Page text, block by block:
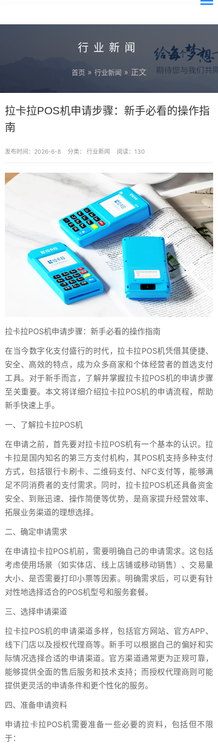
行业新闻
首页 » 行业新闻 » 正文
拉卡拉POS机申请步骤：新手必看的操作指
南
发布时间：2026-6-8 分类： 行业新闻 阅读：130
拉卡拉POS机申请步骤：新手必看的操作指南
在当今数字化支付盛行的时代，拉卡拉POS机凭借其便捷、
安全、高效的特点，成为众多商家和个体经营者的首选支付
工具。对于新手而言，了解并掌握拉卡拉POS机的申请步骤
至关重要。本文将详细介绍拉卡拉POS机的申请流程，帮助
新手快速上手。
一、了解拉卡拉POS机
在申请之前，首先要对拉卡拉POS机有一个基本的认识。拉
卡拉是国内知名的第三方支付机构，其POS机支持多种支付
方式，包括银行卡刷卡、二维码支付、NFC支付等，能够满
足不同消费者的支付需求。同时，拉卡拉POS机还具备资金
安全、到账迅速、操作简便等优势，是商家提升经营效率、
拓展业务渠道的理想选择。
二、确定申请需求
在申请拉卡拉POS机前，需要明确自己的申请需求。这包括
考虑使用场景（如实体店、线上店铺或移动销售）、交易量
大小、是否需要打印小票等因素。明确需求后，可以更有针
对性地选择适合的POS机型号和服务套餐。
三、选择申请渠道
拉卡拉POS机的申请渠道多样，包括官方网站、官方APP、
线下门店以及授权代理商等。新手可以根据自己的偏好和实
际情况选择合适的申请渠道。官方渠道通常更为正规可靠，
能够提供全面的售后服务和技术支持；而授权代理商则可能
提供更灵活的申请条件和更个性化的服务。
四、准备申请资料
申请拉卡拉POS机需要准备一些必要的资料，包括但不限
于：